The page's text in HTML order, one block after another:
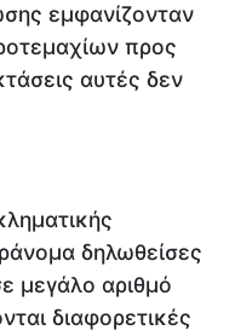
εμφανίζονταν
προς
αυτές δεν
δηλωθείσες
μεγάλο αριθμό
διαφορετικές